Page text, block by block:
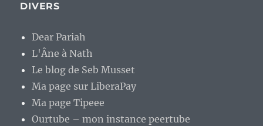
DIVERS
Dear Pariah
L'Âne à Nath
Le blog de Seb Musset
Ma page sur LiberaPay
Ma page Tipeee
Ourtube – mon instance peertube